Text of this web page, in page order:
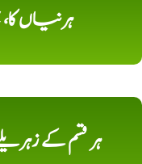
ہرنیاں
ہر قسم کے